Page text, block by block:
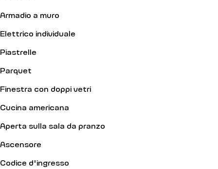
Armadio a muro
Elettrico individuale
Piastrelle
Parquet
Finestra con doppi vetri
Cucina americana
Aperta sulla sala da pranzo
Ascensore
Codice d'ingresso